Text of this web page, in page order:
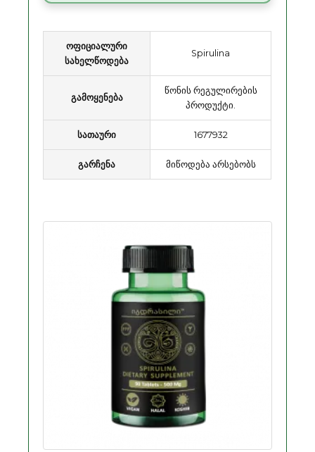
ოფიციალური
სახელწოდება
Spirulina
გამოყენება
წონის რეგულირების
პროდუქტი.
სათაური 1677932
გარჩენა მიწოდება არსებობს